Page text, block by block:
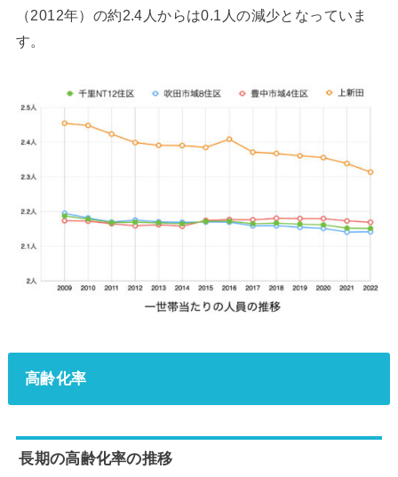
（2012年）の約2.4人からは0.1人の減少となっていま
す。
高齢化率
長期の高齢化率の推移